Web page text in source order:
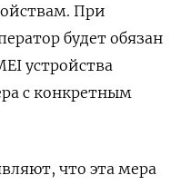
При
будет обязан
устройства
с конкретным
что эта мера